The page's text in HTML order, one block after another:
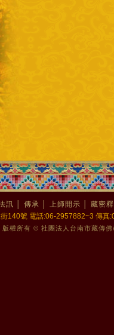
訊 傳承 上師開示
藏密
140號 電話:06-2957882~3 傳
版權所有 © 社團法人台南市藏傳